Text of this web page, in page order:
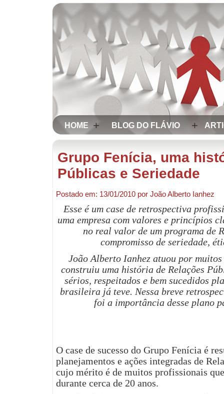
HOME + BLOG DO FLÁVIO +
Grupo Fenícia, uma
Públicas e Seriedade
Postado em: 13/01/2010 por João Alberto Ianhez
Esse é um case de retrospectiva
uma empresa com valores e princípios
no real valor de um programa de
compromisso de seriedade,
João Alberto Ianhez atuou por
construiu uma história de Relações
sérios, respeitados e bem sucedidos
brasileira já teve. Nessa breve
foi a importância desse plano
O case de sucesso do Grupo Fenícia é
planejamentos e ações integradas de
cujo mérito é de muitos profissionais
durante cerca de 20 anos.